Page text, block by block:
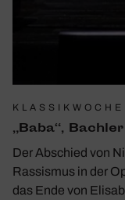
„Baba“,
Der Abschied von
Rassismus in der
das Ende von